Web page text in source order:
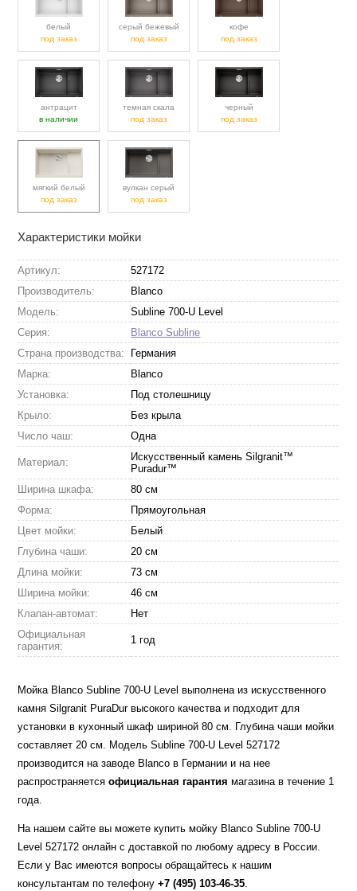
белый
под заказ
серый бежевый
под заказ
кофе
под заказ
антрацит
в наличии
темная скала
под заказ
черный
под заказ
мягкий белый
под заказ
вулкан серый
под заказ
Характеристики мойки
Артикул:
527172
Производитель:
Blanco
Модель:
Subline 700-U Level
Серия:
Blanco Subline
Страна производства:
Германия
Марка:
Blanco
Установка:
Под столешницу
Крыло:
Без крыла
Число чаш:
Одна
Материал:
Искусственный камень Silgranit™
Puradur™
Ширина шкафа:
80 см
Форма:
Прямоугольная
Цвет мойки:
Белый
Глубина чаши:
20 см
Длина мойки:
73 см
Ширина мойки:
46 см
Клапан-автомат:
Нет
Официальная
гарантия:
1 год
Мойка Blanco Subline 700-U Level выполнена из искусственного
камня Silgranit PuraDur высокого качества и подходит для
установки в кухонный шкаф шириной 80 см. Глубина чаши мойки
составляет 20 см. Модель Subline 700-U Level 527172
производится на заводе Blanco в Германии и на нее
распространяетсяофициальная гарантия магазина в течение 1
года.
На нашем сайте вы можете купить мойку Blanco Subline 700-U
Level 527172 онлайн с доставкой по любому адресу в России.
Если у Вас имеются вопросы обращайтесь к нашим
консультантам по телефону+7 (495) 103-46-35.